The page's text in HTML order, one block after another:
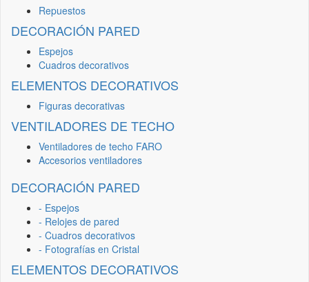
Repuestos
DECORACIÓN PARED
Espejos
Cuadros decorativos
ELEMENTOS DECORATIVOS
Figuras decorativas
VENTILADORES DE TECHO
Ventiladores de techo FARO
Accesorios ventiladores
DECORACIÓN PARED
- Espejos
- Relojes de pared
- Cuadros decorativos
- Fotografías en Cristal
ELEMENTOS DECORATIVOS